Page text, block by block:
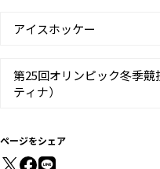
アイスホッケー
第25回オリンピック冬季
ティナ）
ページをシェア